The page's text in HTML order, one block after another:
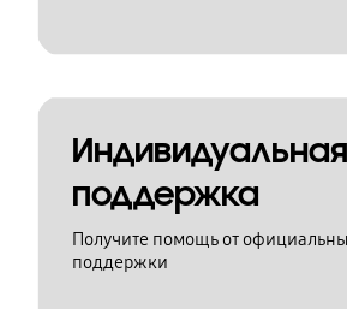
Индивидуальная
поддержка
Получите помощь от
поддержки